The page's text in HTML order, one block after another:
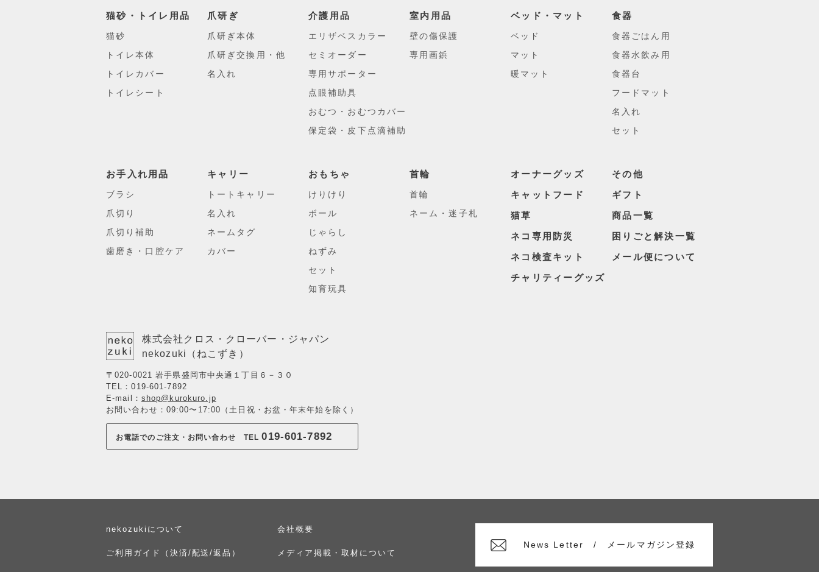
猫砂・トイレ用品
猫砂
トイレ本体
トイレカバー
トイレシート
爪研ぎ
爪研ぎ本体
爪研ぎ交換用・他
名入れ
介護用品
エリザベスカラー
セミオーダー
専用サポーター
点眼補助具
おむつ・おむつカバー
保定袋・皮下点滴補助
室内用品
壁の傷保護
専用画鋲
ベッド・マット
ベッド
マット
暖マット
食器
食器ごはん用
食器水飲み用
食器台
フードマット
名入れ
セット
お手入れ用品
ブラシ
爪切り
爪切り補助
歯磨き・口腔ケア
キャリー
トートキャリー
名入れ
ネームタグ
カバー
おもちゃ
けりけり
ボール
じゃらし
ねずみ
セット
知育玩具
首輪
首輪
ネーム・迷子札
オーナーグッズ
キャットフード
猫草
ネコ専用防災
ネコ検査キット
チャリティーグッズ
その他
ギフト
商品一覧
困りごと解決一覧
メール便について
株式会社クロス・クローバー・ジャパン
nekozuki（ねこずき）
〒020-0021 岩手県盛岡市中央通１丁目６－３０
TEL：019-601-7892
E-mail： shop@kurokuro.jp
お問い合わせ：09:00〜17:00（土日祝・お盆・年末年始を除く）
お電話でのご注文・お問い合わせ TEL019-601-7892
nekozukiについて
ご利用ガイド （決済/配送/返品）
会社概要
メディア掲載・取材について
News Letter / メールマガジン登録